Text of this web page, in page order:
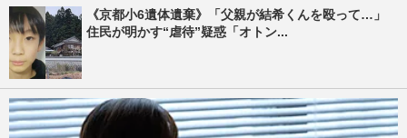
《京都小6遺体遺棄》「父親が結希くんを殴って…」
住民が明かす“虐待”疑惑「オトン...